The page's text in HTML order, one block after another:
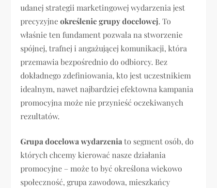
udanej strategii marketingowej wydarzenia jest
precyzyjneokreślenie grupy docelowej. To
właśnie ten fundament pozwala na stworzenie
spójnej, trafnej i angażującej komunikacji, która
przemawia bezpośrednio do odbiorcy. Bez
dokładnego zdefiniowania, kto jest uczestnikiem
idealnym, nawet najbardziej efektowna kampania
promocyjna może nie przynieść oczekiwanych
rezultatów.
Grupa docelowa wydarzenia to segment osób, do
których chcemy kierować nasze działania
promocyjne – może to być określona wiekowo
społeczność, grupa zawodowa, mieszkańcy